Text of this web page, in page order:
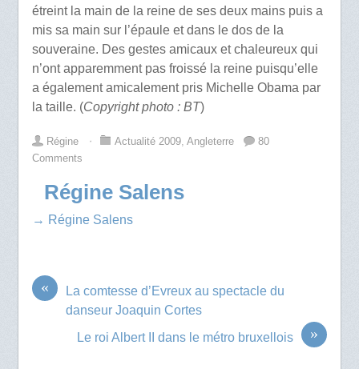
étreint la main de la reine de ses deux mains puis a
mis sa main sur l’épaule et dans le dos de la
souveraine. Des gestes amicaux et chaleureux qui
n’ont apparemment pas froissé la reine puisqu’elle
a également amicalement pris Michelle Obama par
la taille. (Copyright photo : BT)
Régine ⋅ Actualité 2009, Angleterre
80
Comments
Régine Salens
→ Régine Salens
«
La comtesse d’Evreux au spectacle du
danseur Joaquin Cortes
»
Le roi Albert II dans le métro bruxellois